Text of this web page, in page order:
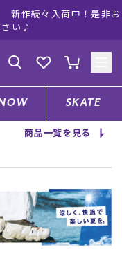
新作続々入荷中！是非お
さい♪
会員登録
SKATE
商品一覧を見る